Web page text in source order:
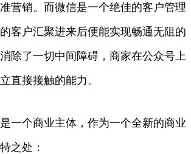
营销。而微信是一个绝佳的客户管理
客户汇聚进来后便能实现畅通无阻的
除了一切中间障碍，商家在公众号上
直接接触的能力。
个商业主体，作为一个全新的商业
之处：